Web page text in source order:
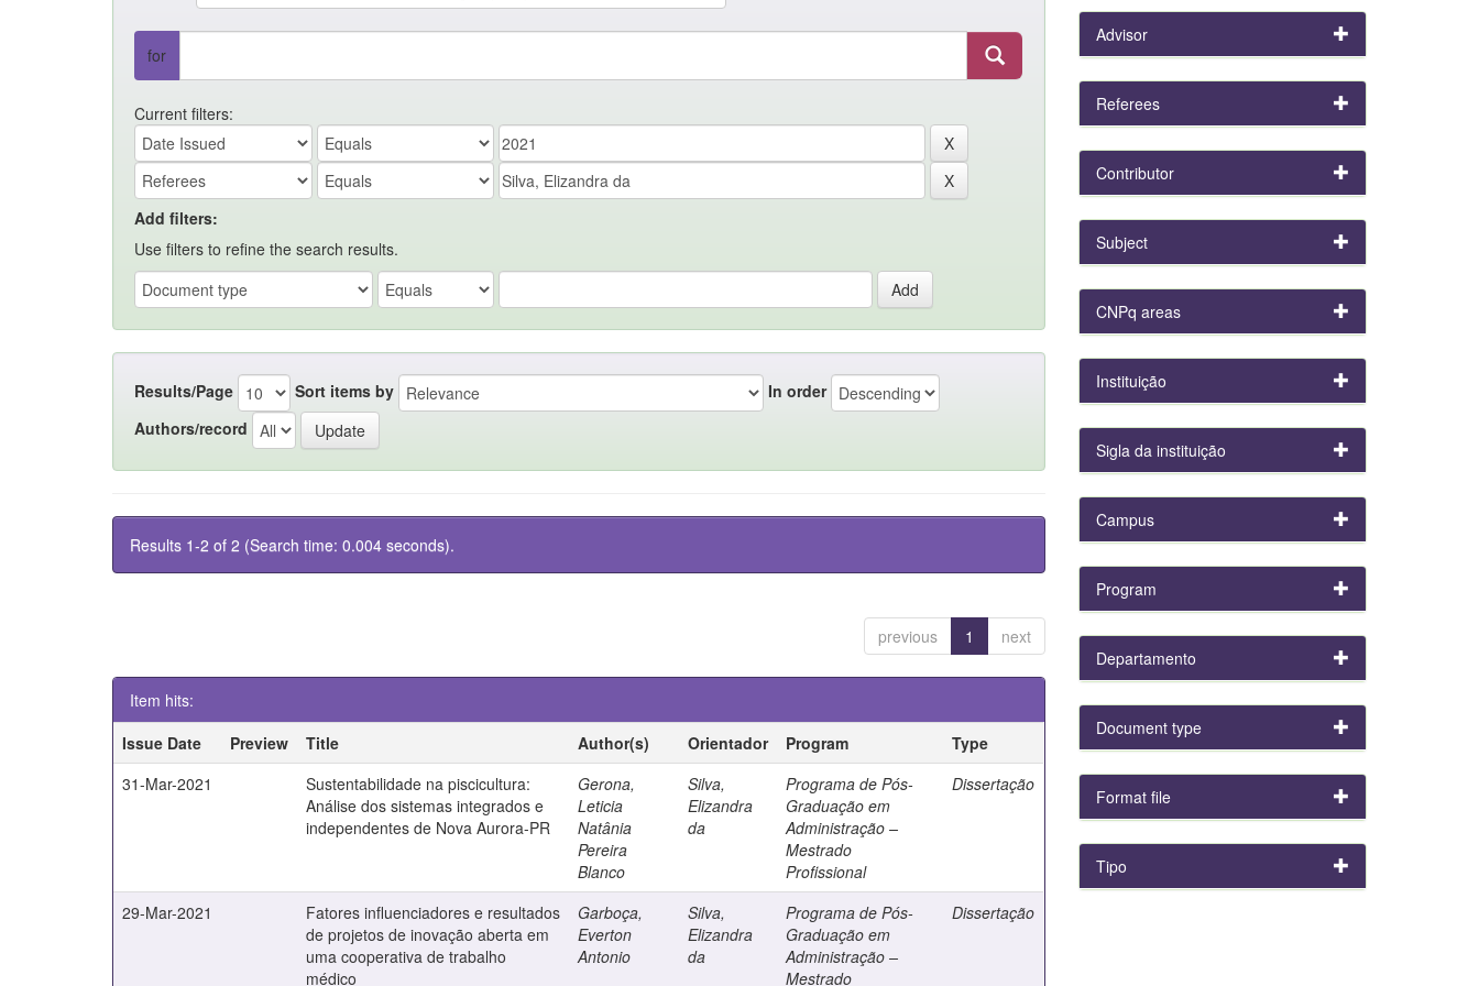
for
Current filters:
Add filters:
Use filters to refine the search results.
Results/Page Sort items by
In order
Authors/record
Results 1-2 of 2 (Search time: 0.004 seconds).
previous 1 next
Item hits:
Issue Date
Preview Title Author(s) Orientador Program
Type
31-Mar-2021
Sustentabilidade na piscicultura:
Análise dos sistemas integrados e
independentes de Nova Aurora-PR
Gerona,
Leticia
Natânia
Pereira
Blanco
Silva,
Elizandra
da
Programa de Pós-
Graduação em
Administração –
Mestrado
Profissional
Dissertação
29-Mar-2021
Fatores influenciadores e resultados
de projetos de inovação aberta em
uma cooperativa de trabalho
médico
Garboça,
Everton
Antonio
Silva,
Elizandra
da
Programa de Pós-
Graduação em
Administração –
Mestrado
Dissertação
Advisor
Referees
Contributor
Subject
CNPq areas
Instituição
Sigla da instituição
Campus
Program
Departamento
Document type
Format file
Tipo